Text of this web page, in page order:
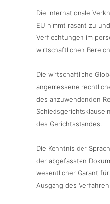
Die internationale
EU nimmt rasant zu
Verflechtungen im
wirtschaftlichen
Die wirtschaftliche
angemessene
des anzuwendenden
des Gerichtsstandes.
Die Kenntnis der
der abgefassten
wesentlicher Garant
Ausgang des